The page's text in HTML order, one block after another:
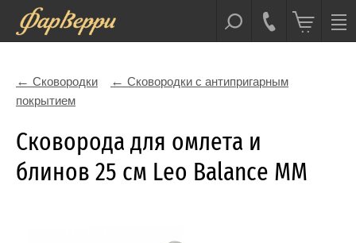
Сковородки
Сковородки с антипригарным
покрытием
Сковорода для омлета и
блинов 25 cм Leo Balance MM